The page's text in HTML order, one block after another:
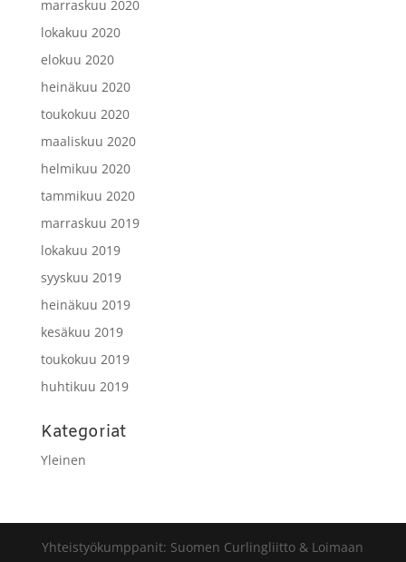
marraskuu 2020
lokakuu 2020
elokuu 2020
heinäkuu 2020
toukokuu 2020
maaliskuu 2020
helmikuu 2020
tammikuu 2020
marraskuu 2019
lokakuu 2019
syyskuu 2019
heinäkuu 2019
kesäkuu 2019
toukokuu 2019
huhtikuu 2019
Kategoriat
Yleinen
Yhteistyökumppanit: Suomen Curlingliitto & Loimaan